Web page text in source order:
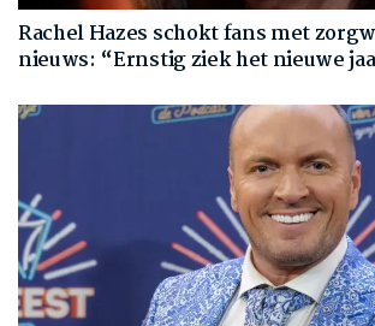
Rachel Hazes schokt fans met
nieuws: “Ernstig ziek het nieuwe